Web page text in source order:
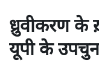
ध्रुवीकरण
यूपी के